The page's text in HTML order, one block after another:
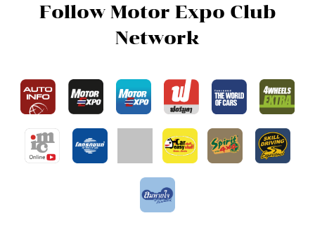
Follow Motor Expo Club
Network